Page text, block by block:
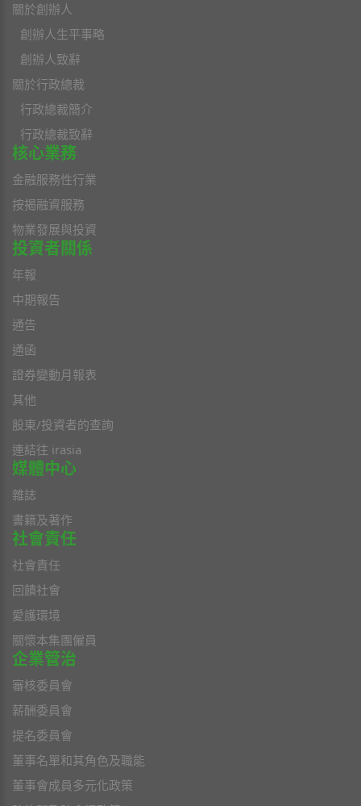
關於創辦人
創辦人生平事略
創辦人致辭
關於行政總裁
行政總裁簡介
行政總裁致辭
核心業務
金融服務性行業
按揭融資服務
物業發展與投資
投資者關係
年報
中期報告
通告
通函
證券變動月報表
其他
股東/投資者的查詢
連結往 irasia
媒體中心
雜誌
書籍及著作
社會責任
社會責任
回饋社會
愛護環境
關懷本集團僱員
企業管治
審核委員會
薪酬委員會
提名委員會
董事名單和其角色及職能
董事會成員多元化政策